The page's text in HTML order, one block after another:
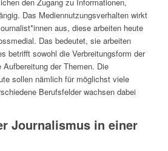
den Zugang zu Informationen,
Das Mediennutzungsverhalten wirkt
aus, diese arbeiten heute
Das bedeutet, sie arbeiten
betrifft sowohl die Verbreitungsform der
der Themen. Die
sollen nämlich für möglichst viele
Berufsfelder wachsen dabei
Journalismus in einer